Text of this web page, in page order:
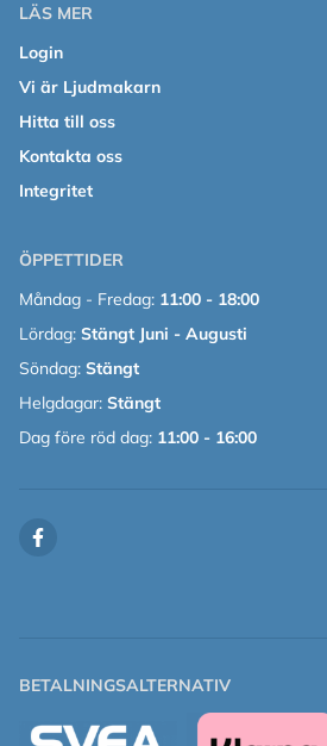
LÄS MER
Login
Vi är Ljudmakarn
Hitta till oss
Kontakta oss
Integritet
ÖPPETTIDER
Måndag - Fredag: 11:00 - 18:00
Lördag: Stängt Juni - Augusti
Söndag: Stängt
Helgdagar: Stängt
Dag före röd dag: 11:00 - 16:00
BETALNINGSALTERNATIV